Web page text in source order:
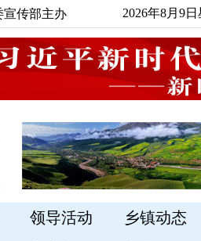
宣传部主办 2026年8月9
领导活动 乡镇动态